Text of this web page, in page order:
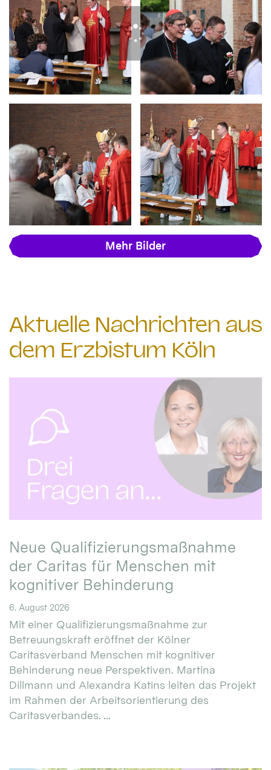
Mehr Bilder
Aktuelle Nachrichten aus
dem Erzbistum Köln
Neue Qualifizierungsmaßnahme
der Caritas für Menschen mit
kognitiver Behinderung
6. August 2026
Mit einer Qualifizierungsmaßnahme zur
Betreuungskraft eröffnet der Kölner
Caritasverband Menschen mit kognitiver
Behinderung neue Perspektiven. Martina
Dillmann und Alexandra Katins leiten das Projekt
im Rahmen der Arbeitsorientierung des
Caritasverbandes. ...